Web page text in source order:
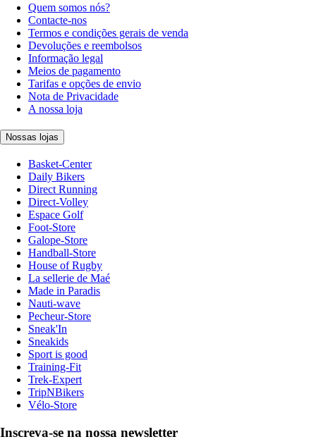
Quem somos nós?
Contacte-nos
Termos e condições gerais de venda
Devoluções e reembolsos
Informação legal
Meios de pagamento
Tarifas e opções de envio
Nota de Privacidade
A nossa loja
Nossas lojas
Basket-Center
Daily Bikers
Direct Running
Direct-Volley
Espace Golf
Foot-Store
Galope-Store
Handball-Store
House of Rugby
La sellerie de Maé
Made in Paradis
Nauti-wave
Pecheur-Store
Sneak'In
Sneakids
Sport is good
Training-Fit
Trek-Expert
TripNBikers
Vélo-Store
Inscreva-se na nossa newsletter